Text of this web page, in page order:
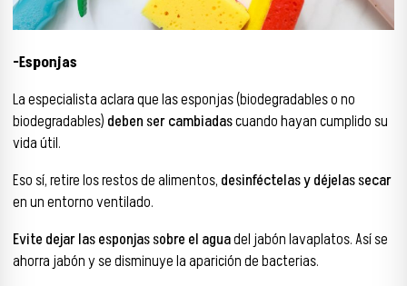
-Esponjas
La especialista aclara que las esponjas (biodegradables o no
biodegradables) deben ser cambiadascuando hayan cumplido su
vida útil.
Eso sí, retire los restos de alimentos, desinféctelas y déjelas secar
en un entorno ventilado.
Evite dejar las esponjas sobre el aguadel jabón lavaplatos. Así se
ahorra jabón y se disminuye la aparición de bacterias.